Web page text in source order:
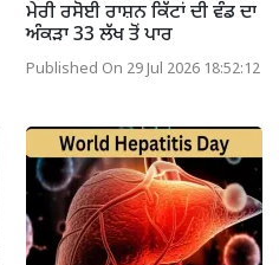
ਮੇਰੀ ਰਸੋਈ ਰਾਸ਼ਨ ਕਿੱਟਾਂ ਦੀ ਵੰਡ ਦਾ
ਅੰਕੜਾ 33 ਲੱਖ ਤੋਂ ਪਾਰ
Published On 29 Jul 2026 18:52:12